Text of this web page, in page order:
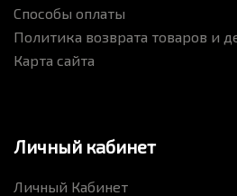
Способы оплаты
Политика возврата товаров и
Карта сайта
Личный кабинет
Личный Кабинет